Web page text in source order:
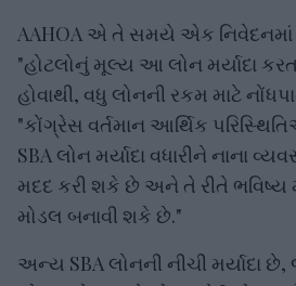
AAHOA એ તે સમયે એક
"હોટલોનું મૂલ્ય આ લોન મર્યાદા
હોવાથી, વધુ લોનની રકમ માટે
"કોંગ્રેસ વર્તમાન આર્થિક
SBA લોન મર્યાદા વધારીને નાના
મદદ કરી શકે છે અને તે રીતે ભવિષ્ય
મોડલ બનાવી શકે છે."
અન્ય SBA લોનની નીચી મર્યાદા